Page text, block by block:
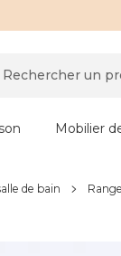
Mobilier
de bain